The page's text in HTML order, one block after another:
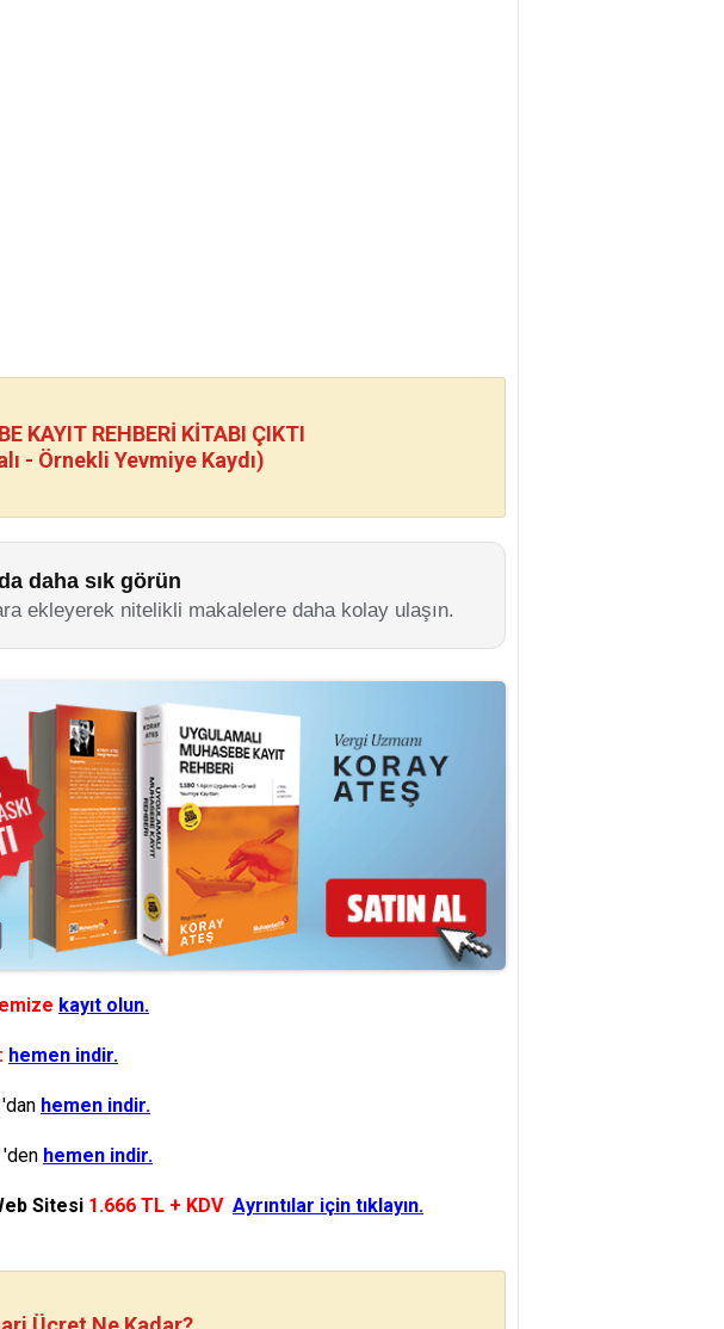
KAYIT REHBERİ KİTABI ÇIKTI
- Örnekli Yevmiye Kaydı)
daha sık görün
ekleyerek nitelikli makalelere daha kolay ulaşın.
kayıt olun.
hemen indir.
'dan hemen indir.
'den hemen indir.
Sitesi 1.666 TL + KDV Ayrıntılar için tıklayın.